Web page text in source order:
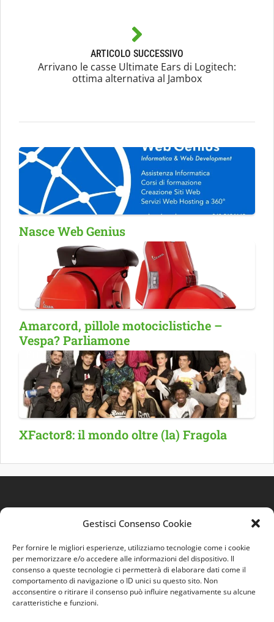
Gestisci Consenso Cookie
Per fornire le migliori esperienze, utilizziamo tecnologie come i cookie
per memorizzare e/o accedere alle informazioni del dispositivo. Il
consenso a queste tecnologie ci permetterà di elaborare dati come il
comportamento di navigazione o ID unici su questo sito. Non
acconsentire o ritirare il consenso può influire negativamente su alcune
caratteristiche e funzioni.
ARTICOLO SUCCESSIVO
Arrivano le casse Ultimate Ears di Logitech:
ottima alternativa al Jambox
Nasce Web Genius
Amarcord, pillole motociclistiche –
Vespa? Parliamone
XFactor8: il mondo oltre (la) Fragola
Quest'opera è distribuita con LicenzaCreative
Commons 3.0 Italia.